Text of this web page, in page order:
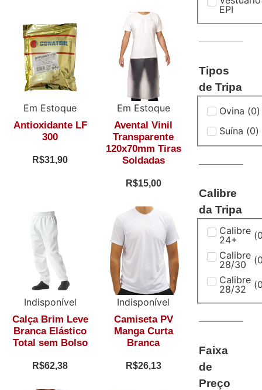
EPI
Tipos
de Tripa
Ovina (0)
Suína (0)
Calibre
da Tripa
Calibre
24+
(
Calibre
28/30
(
Calibre
28/32
(
Faixa
de
Preço
Em Estoque
Antioxidante LF
300
R$31,90
Em Estoque
Avental Vinil
Transparente
120x70mm Tiras
Soldadas
R$15,00
Indisponível
Calça Brim Leve
Branca Elástico
Total sem Bolso
R$62,38
Indisponível
Camiseta PV
Manga Curta
Branca
R$26,13